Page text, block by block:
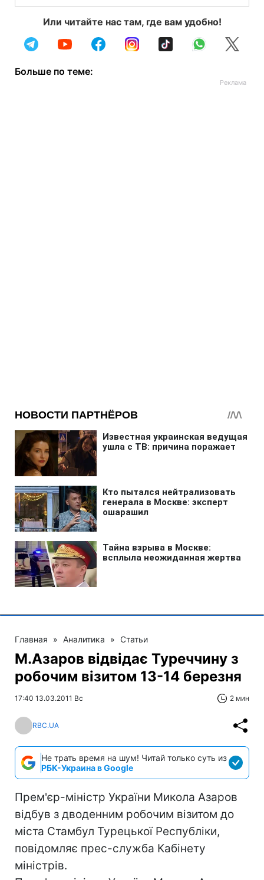
Или читайте нас там, где вам удобно!
Больше по теме:
Главная » Аналитика » Статьи
М.Азаров відвідає Туреччину з
робочим візитом 13-14 березня
17:40 13.03.2011 Вс 2 мин
RBC.UA
Не трать время на шум! Читай только суть из
РБК-Украина в Google
Прем'єр-міністр України Микола Азаров
відбув з дводенним робочим візитом до
міста Стамбул Турецької Республіки,
повідомляє прес-служба Кабінету
міністрів.